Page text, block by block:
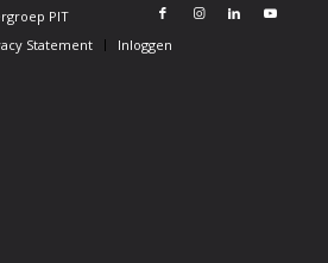
PIT
Statement Inloggen